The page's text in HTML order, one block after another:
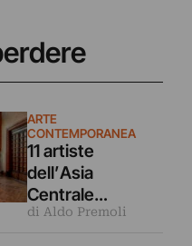
ARTE
CONTEMPORANEA
11 artiste
dell’Asia
Centrale
rileggono la
di Aldo Premoli